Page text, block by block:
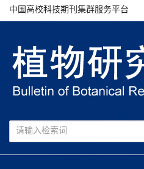
中国高校科技期刊集群服务平台